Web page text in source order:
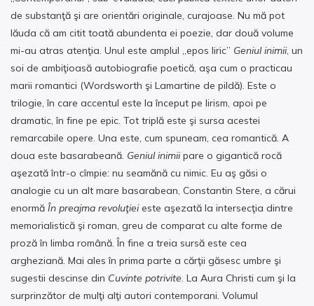
de substanţă şi are orientări originale, curajoase. Nu mă pot
lăuda că am citit toată abundenta ei poezie, dar două volume
mi-au atras atenţia. Unul este amplul „epos liric” Geniul inimii, un
soi de ambiţioasă autobiografie poetică, aşa cum o practicau
marii romantici (Wordsworth şi Lamartine de pildă). Este o
trilogie, în care accentul este la început pe lirism, apoi pe
dramatic, în fine pe epic. Tot triplă este şi sursa acestei
remarcabile opere. Una este, cum spuneam, cea romantică. A
doua este basarabeană. Geniul inimiipare o gigantică rocă
aşezată într-o cîmpie: nu seamănă cu nimic. Eu aş găsi o
analogie cu un alt mare basarabean, Constantin Stere, a cărui
enormă În preajma revoluţieieste aşezată la intersecţia dintre
memorialistică şi roman, greu de comparat cu alte forme de
proză în limba română. În fine a treia sursă este cea
argheziană. Mai ales în prima parte a cărţii găsesc umbre şi
sugestii descinse din Cuvinte potrivite. La Aura Christi cum şi la
surprinzător de mulţi alţi autori contemporani. Volumul